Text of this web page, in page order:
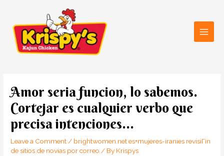
content
Amor seri­a funcion, lo sabemos.
Cortejar es cualquier verbo que
precisa intenciones…
Leave a Comment/ brightwomen.net es+mujeres-iranies revisiГіn
de sitios de novias por correo / By Krispys